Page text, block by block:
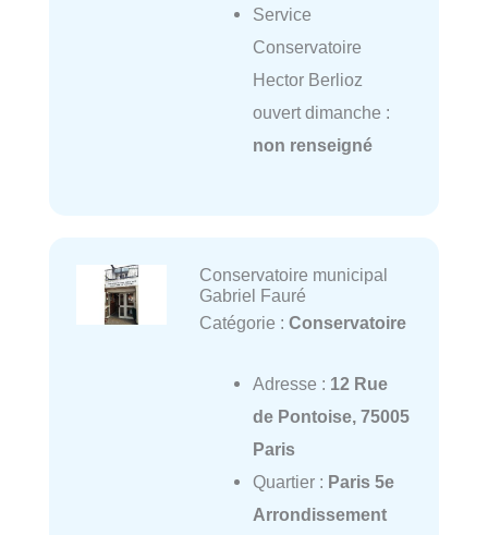
Service
Conservatoire
Hector Berlioz
ouvert dimanche :
non renseigné
Conservatoire municipal
Gabriel Fauré
Catégorie : Conservatoire
Adresse : 12 Rue
de Pontoise, 75005
Paris
Quartier : Paris 5e
Arrondissement